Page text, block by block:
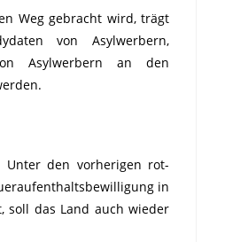
Weg gebracht wird, trägt
von Asylwerbern,
Asylwerbern an den
den vorherigen rot-
in
das Land auch wieder